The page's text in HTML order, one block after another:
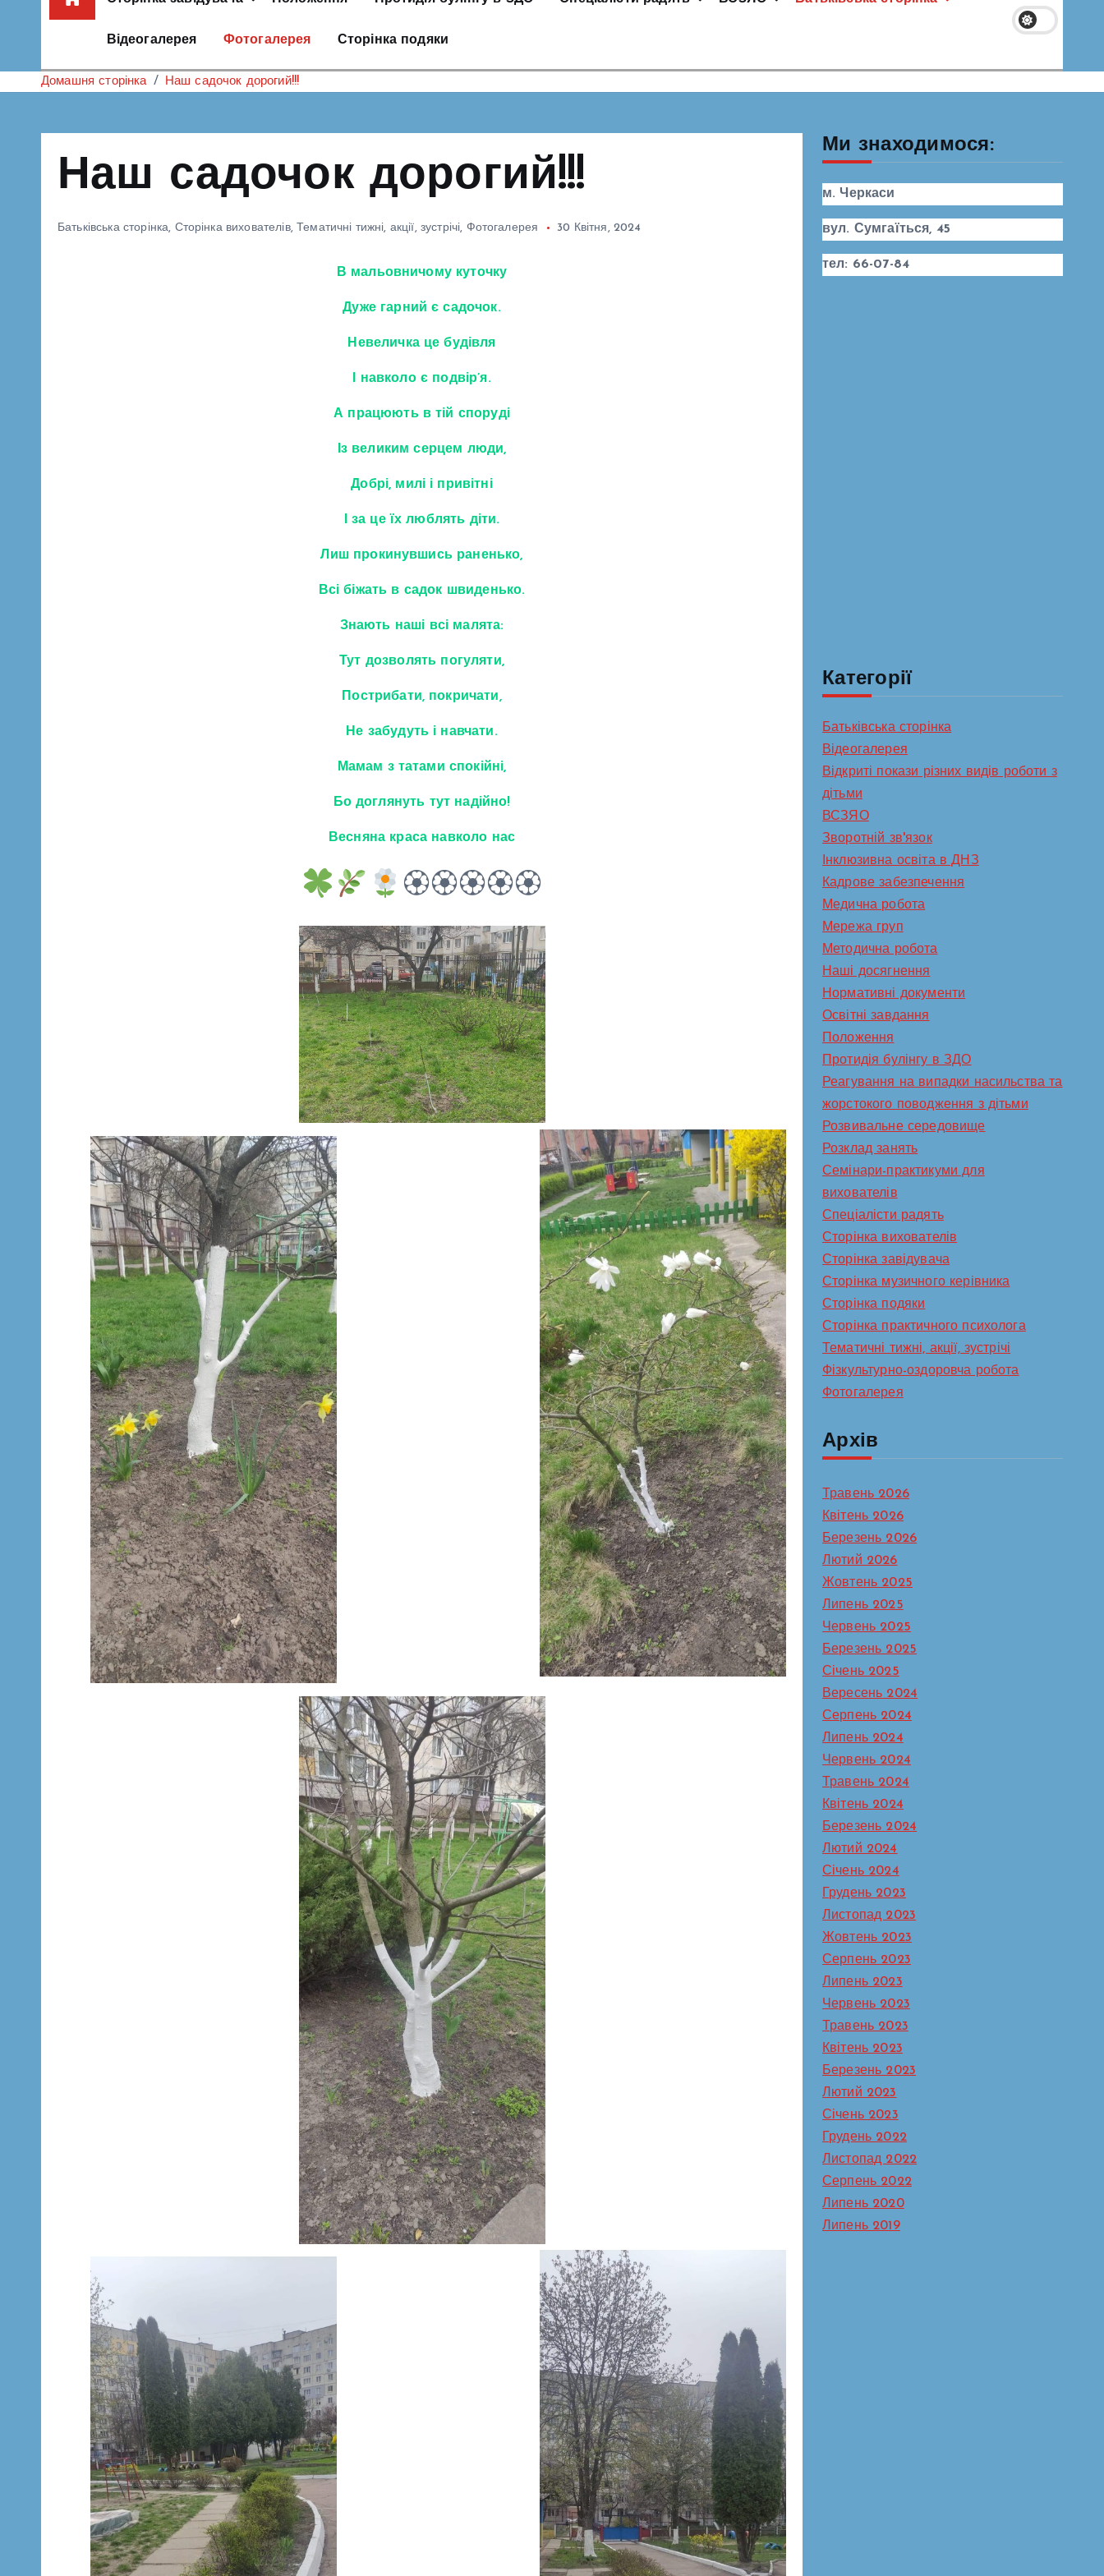
Відеогалерея Фотогалерея Сторінка подяки
Домашня сторінка Наш садочок дорогий!!!
Наш садочок дорогий!!!
Батьківська сторінка, Сторінка вихователів, Тематичні тижні, акції, зустрічі, Фотогалерея 30 Квітня, 2024
В мальовничому куточку
Дуже гарний є садочок.
Невеличка це будівля
І навколо є подвір’я.
А працюють в тій споруді
Із великим серцем люди,
Добрі, милі і привітні
І за це їх люблять діти.
Лиш прокинувшись раненько,
Всі біжать в садок швиденько.
Знають наші всі малята:
Тут дозволять погуляти,
Пострибати, покричати,
Не забудуть і навчати.
Мамам з татами спокійні,
Бо доглянуть тут надійно!
Весняна краса навколо нас
🏵🏵🏵🏵🏵
Ми знаходимося:
м. Черкаси
вул. Сумгаїться, 45
тел: 66-07-84
Категорії
Батьківська сторінка
Відеогалерея
Відкриті покази різних видів роботи з
дітьми
ВСЗЯО
Зворотній зв'язок
Інклюзивна освіта в ДНЗ
Кадрове забезпечення
Медична робота
Мережа груп
Методична робота
Наші досягнення
Нормативні документи
Освітні завдання
Положення
Протидія булінгу в ЗДО
Реагування на випадки насильства та
жорстокого поводження з дітьми
Розвивальне середовище
Розклад занять
Семінари-практикуми для
вихователів
Спеціалісти радять
Сторінка вихователів
Сторінка завідувача
Сторінка музичного керівника
Сторінка подяки
Сторінка практичного психолога
Тематичні тижні, акції, зустрічі
Фізкультурно-оздоровча робота
Фотогалерея
Архів
Травень 2026
Квітень 2026
Березень 2026
Лютий 2026
Жовтень 2025
Липень 2025
Червень 2025
Березень 2025
Січень 2025
Вересень 2024
Серпень 2024
Липень 2024
Червень 2024
Травень 2024
Квітень 2024
Березень 2024
Лютий 2024
Січень 2024
Грудень 2023
Листопад 2023
Жовтень 2023
Серпень 2023
Липень 2023
Червень 2023
Травень 2023
Квітень 2023
Березень 2023
Лютий 2023
Січень 2023
Грудень 2022
Листопад 2022
Серпень 2022
Липень 2020
Липень 2019